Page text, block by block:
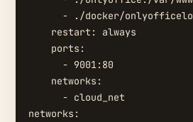
- ./docker/
    restart: always
    ports:
      - 9001:80
    networks:
      - cloud_net
networks: